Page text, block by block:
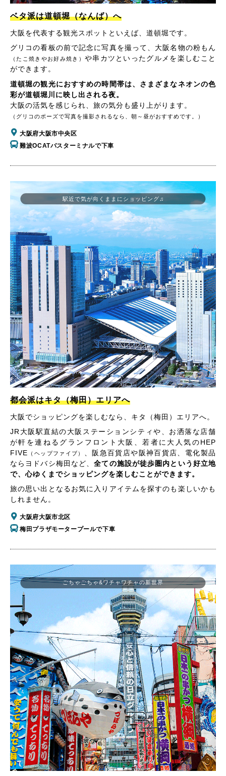
ベタ派は道頓堀（なんば）へ
大阪を代表する観光スポットといえば、道頓堀です。
グリコの看板の前で記念に写真を撮って、大阪名物の粉もん
（たこ焼きやお好み焼き） や串カツといったグルメを楽しむこと
ができます。
道頓堀の観光におすすめの時間帯は、さまざまなネオンの色
彩が道頓堀川に映し出される夜。
大阪の活気を感じられ、旅の気分も盛り上がります。
（グリコのポーズで写真を撮影されるなら、朝～昼がおすすめです。）
大阪府大阪市中央区
難波OCATバスターミナルで下車
都会派はキタ（梅田）エリアへ
大阪でショッピングを楽しむなら、キタ（梅田）エリアへ。
JR大阪駅直結の大阪ステーションシティや、お洒落な店舗
が軒を連ねるグランフロント大阪、若者に大人気のHEP
FIVE （ヘップファイブ）
、阪急百貨店や阪神百貨店、電化製品
ならヨドバシ梅田など、全ての施設が徒歩圏内という好立地
で、心ゆくまでショッピングを楽しむことができます。
旅の思い出となるお気に入りアイテムを探すのも楽しいかも
しれません。
大阪府大阪市北区
梅田プラザモータープールで下車
駅近で気が向くままにショッピング♫
ごちゃごちゃ&ワチャワチャの新世界